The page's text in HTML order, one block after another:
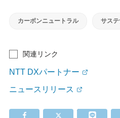
カーボンニュートラル サステ
関連リンク
NTT DXパートナー
ニュースリリース